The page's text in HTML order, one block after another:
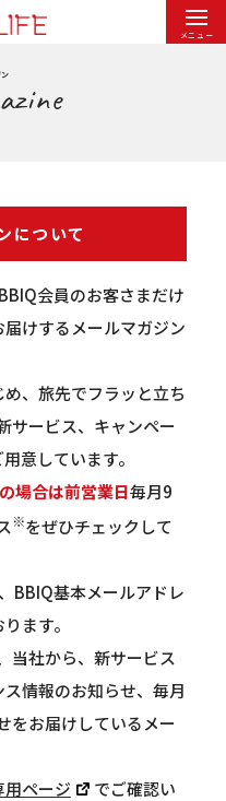
メニュー
について
会員のお客さまだけ
けするメールマガジン
、旅先でフラッと立ち
サービス、キャンペー
意しています。
場合は前営業日毎月9
※をぜひチェックして
BBIQ基本メールアドレ
ます。
当社から、新サービス
情報のお知らせ、毎月
をお届けしているメー
用ページ
でご確認い